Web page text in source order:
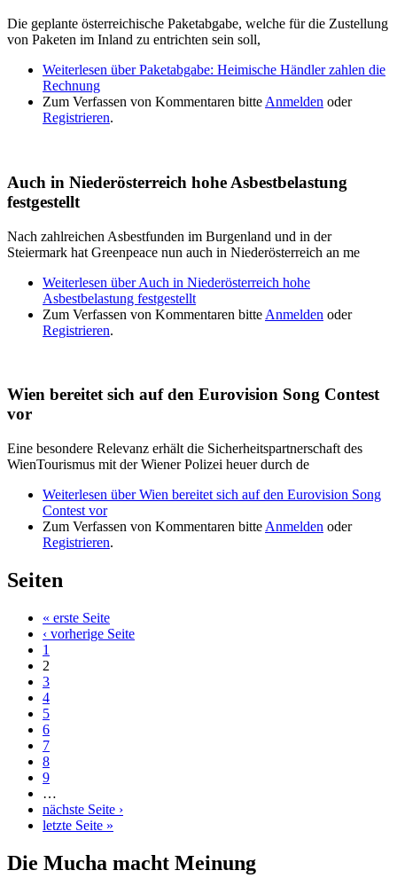
Die geplante österreichische Paketabgabe, welche für die Zustellung
von Paketen im Inland zu entrichten sein soll,
Weiterlesen über Paketabgabe: Heimische Händler zahlen die
Rechnung
Zum Verfassen von Kommentaren bitte Anmelden oder
Registrieren.
Auch in Niederösterreich hohe Asbestbelastung
festgestellt
Nach zahlreichen Asbestfunden im Burgenland und in der
Steiermark hat Greenpeace nun auch in Niederösterreich an me
Weiterlesen über Auch in Niederösterreich hohe
Asbestbelastung festgestellt
Zum Verfassen von Kommentaren bitte Anmelden oder
Registrieren.
Wien bereitet sich auf den Eurovision Song Contest
vor
Eine besondere Relevanz erhält die Sicherheitspartnerschaft des
WienTourismus mit der Wiener Polizei heuer durch de
Weiterlesen über Wien bereitet sich auf den Eurovision Song
Contest vor
Zum Verfassen von Kommentaren bitte Anmelden oder
Registrieren.
Seiten
« erste Seite
‹ vorherige Seite
1
2
3
4
5
6
7
8
9
…
nächste Seite ›
letzte Seite »
Die Mucha macht Meinung